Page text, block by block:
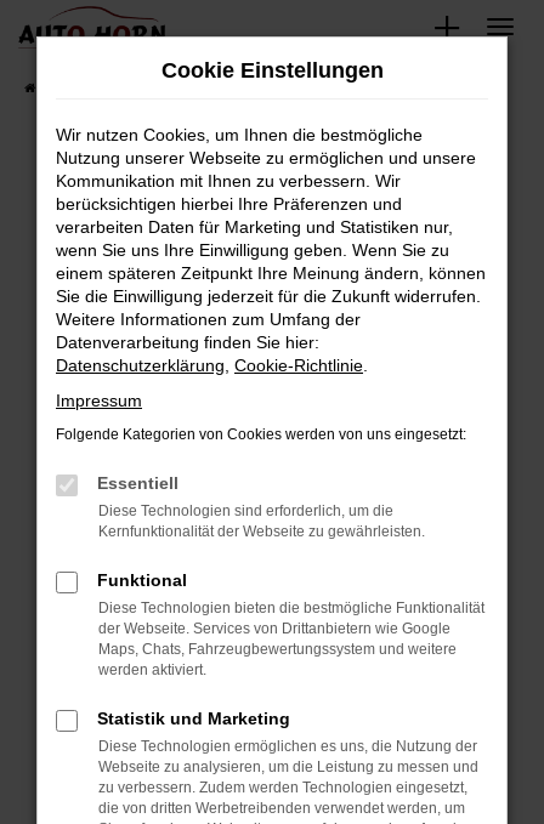
Zum
springen
Fahrzeugbestand
Fehler: Network Error
Beim Laden ist ein Fehler aufgetreten.
Hier sind ein paar Tipps, die dir helfen können:
Überprüfe deine Firewall und deine
Internetverbindung.
Laden andere Webseiten, zum Beispiel deine
Suchmaschine?
Prüfe deine Browsererweiterungen.
können das Laden bestimmter Seiten
verhindern. Funktioniert die Seite in einem
anderen Browser oder in einem privaten
Starte dein Gerät neu.
Das kann manchmal helfen, vorübergehende
Probleme zu beheben.
Betriebssystem auf dem neuesten Stand
sind.
Veraltete Software birgt nicht nur ein
Sicherheitsrisiko, sondern kann auch dazu
Cookie Einstellungen
Wir nutzen Cookies, um Ihnen die bestmögliche
Nutzung unserer Webseite zu ermöglichen und unsere
Kommunikation mit Ihnen zu verbessern. Wir
berücksichtigen hierbei Ihre Präferenzen und
verarbeiten Daten für Marketing und Statistiken nur,
wenn Sie uns Ihre Einwilligung geben. Wenn Sie zu
einem späteren Zeitpunkt Ihre Meinung ändern, können
Sie die Einwilligung jederzeit für die Zukunft widerrufen.
Weitere Informationen zum Umfang der
Datenverarbeitung finden Sie hier:
Datenschutzerklärung Cookie-Richtlinie
Impressum
Folgende Kategorien von Cookies werden von uns eingesetzt:
Essentiell
Diese Technologien sind erforderlich, um die
Kernfunktionalität der Webseite zu gewährleisten.
Funktional
Diese Technologien bieten die bestmögliche Funktionalität
der Webseite. Services von Drittanbietern wie Google
Maps, Chats, Fahrzeugbewertungssystem und weitere
werden aktiviert.
Statistik und Marketing
Diese Technologien ermöglichen es uns, die Nutzung der
Webseite zu analysieren, um die Leistung zu messen und
zu verbessern. Zudem werden Technologien eingesetzt,
die von dritten Werbetreibenden verwendet werden, um